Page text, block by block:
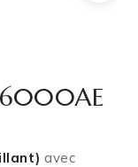
avec